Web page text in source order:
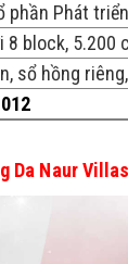
phần Phát
8 block, 5.200
sổ hồng
Da Naur